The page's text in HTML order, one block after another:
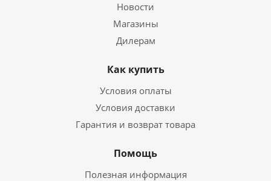
Новости
Магазины
Дилерам
Как купить
Условия оплаты
Условия доставки
Гарантия и возврат товара
Помощь
Полезная информация